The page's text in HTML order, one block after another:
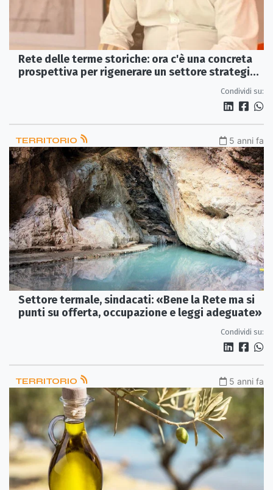
Rete delle terme storiche: ora c'è una concreta
prospettiva per rigenerare un settore strategico
Condividi su:
TERRITORIO 5 anni fa
Settore termale, sindacati: «Bene la Rete ma si
punti su offerta, occupazione e leggi adeguate»
Condividi su:
TERRITORIO 5 anni fa